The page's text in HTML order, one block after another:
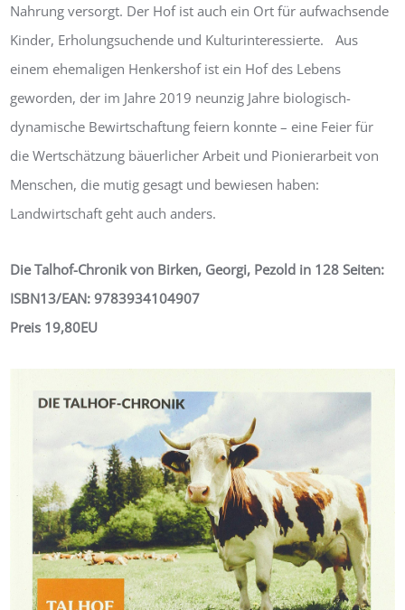
Nahrung versorgt. Der Hof ist auch ein Ort für aufwachsende
Kinder, Erholungsuchende und Kulturinteressierte. Aus
einem ehemaligen Henkershof ist ein Hof des Lebens
geworden, der im Jahre 2019 neunzig Jahre biologisch-
dynamische Bewirtschaftung feiern konnte – eine Feier für
die Wertschätzung bäuerlicher Arbeit und Pionierarbeit von
Menschen, die mutig gesagt und bewiesen haben:
Landwirtschaft geht auch anders.
Die Talhof-Chronik von Birken, Georgi, Pezold in 128 Seiten:
ISBN13/EAN: 9783934104907
Preis 19,80EU